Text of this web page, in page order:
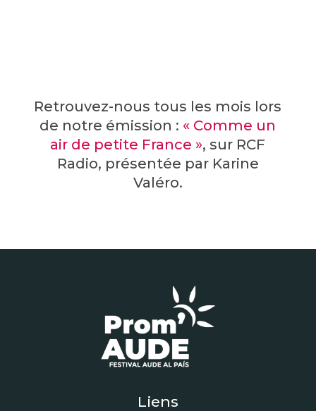
Retrouvez-nous tous les mois lors
de notre émission : « Comme un
air de petite France », sur RCF
Radio, présentée par Karine
Valéro.
Liens